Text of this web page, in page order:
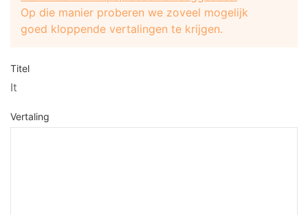
Op die manier proberen we zoveel mogelijk
goed kloppende vertalingen te krijgen.
Titel
It
Vertaling